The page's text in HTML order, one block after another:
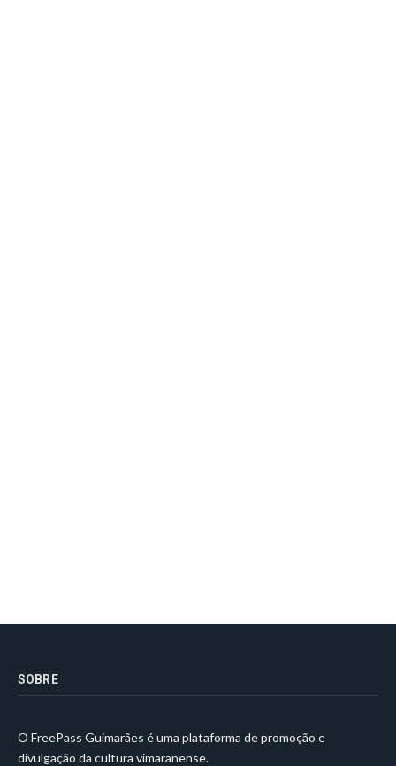
SOBRE
O FreePass Guimarães é uma plataforma de promoção e
divulgação da cultura vimaranense.